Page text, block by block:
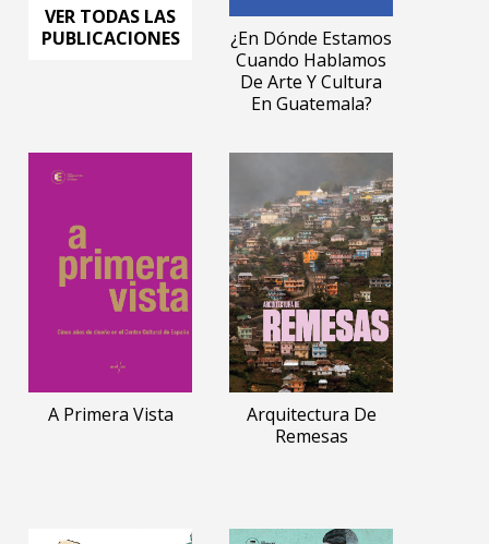
VER TODAS LAS
PUBLICACIONES
¿En Dónde Estamos
Cuando Hablamos
De Arte Y Cultura
En Guatemala?
A Primera Vista
Arquitectura De
Remesas